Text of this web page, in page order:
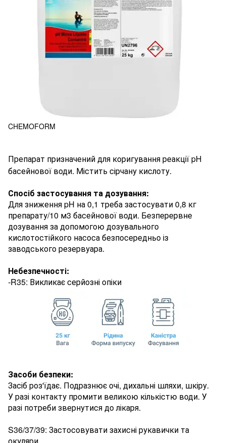
CHEMOFORM
Препарат призначений для коригування реакції pH
басейнової води. Містить сірчану кислоту.
Спосіб застосування та дозування:
Для зниження pH на 0,1 треба застосувати 0,8 кг
препарату/10 м3 басейнової води. Безперервне
дозування за допомогою дозувального
кислотостійкого насоса безпосередньо із
заводського резервуара.
Небезпечності:
-R35: Викликає серйозні опіки
Засоби безпеки:
Засіб роз'їдає. Подразнює очі, дихальні шляхи, шкіру.
У разі контакту промити великою кількістю води. У
разі потреби звернутися до лікаря.
S36/37/39: Застосовувати захисні рукавички та